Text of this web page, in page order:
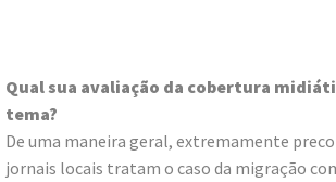
Qual sua avaliação da cobertura
tema?
De uma maneira geral, extremamente
jornais locais tratam o caso da migração